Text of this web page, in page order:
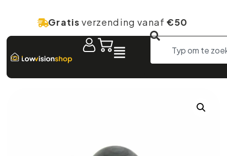
Gratis verzending vanaf €50